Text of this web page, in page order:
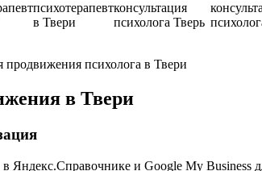
психотерапевт
в Твери
консультация
психолога Тверь
продвижения психолога в Твери
в Твери
Яндекс.Справочнике и Google My Business